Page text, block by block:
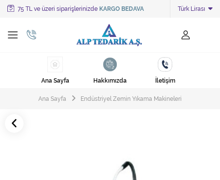
75 TL ve üzeri siparişlerinizde KARGO BEDAVA Türk Lirası
Tüm Kategoriler
Ayakkabı Cila Makineleri
Cila Makineleri
Çöp Kovası
Çöp Torbaları
Endüstriyel Zemin Yıkama Makineleri
Ana Sayfa Hakkımızda İletişim
Ana Sayfa Endüstriyel Zemin Yıkama Makineleri